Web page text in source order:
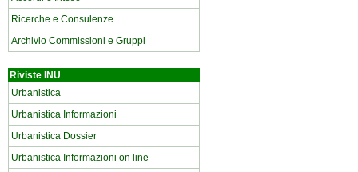
Ricerche e Consulenze
Archivio Commissioni e Gruppi
Riviste INU
Urbanistica
Urbanistica Informazioni
Urbanistica Dossier
Urbanistica Informazioni on line